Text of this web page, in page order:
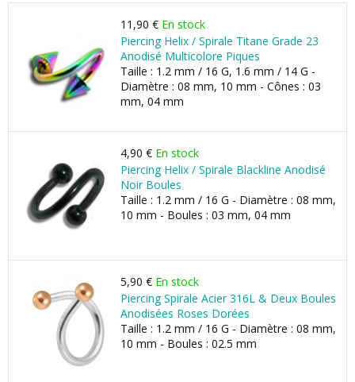
11,90 € En stock
Piercing Helix / Spirale Titane Grade 23
Anodisé Multicolore Piques
Taille : 1.2 mm / 16 G, 1.6 mm / 14 G -
Diamètre : 08 mm, 10 mm - Cônes : 03
mm, 04 mm
4,90 € En stock
Piercing Helix / Spirale Blackline Anodisé
Noir Boules
Taille : 1.2 mm / 16 G - Diamètre : 08 mm,
10 mm - Boules : 03 mm, 04 mm
5,90 € En stock
Piercing Spirale Acier 316L & Deux Boules
Anodisées Roses Dorées
Taille : 1.2 mm / 16 G - Diamètre : 08 mm,
10 mm - Boules : 02.5 mm